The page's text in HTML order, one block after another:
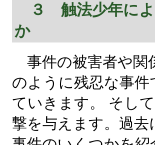
３ 触法少年によ
か
事件の被害者や関
のように残忍な事
ていきます。 そし
撃を与えます。過